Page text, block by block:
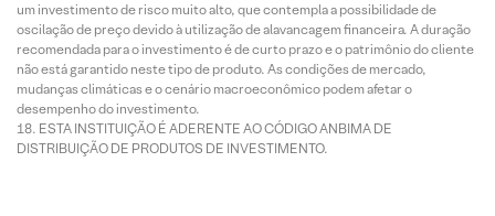
um investimento de risco muito alto, que contempla a possibilidade de
oscilação de preço devido à utilização de alavancagem financeira. A duração
recomendada para o investimento é de curto prazo e o patrimônio do cliente
não está garantido neste tipo de produto. As condições de mercado,
mudanças climáticas e o cenário macroeconômico podem afetar o
desempenho do investimento.
ESTA INSTITUIÇÃO É ADERENTE AO CÓDIGO ANBIMA DE
DISTRIBUIÇÃO DE PRODUTOS DE INVESTIMENTO.